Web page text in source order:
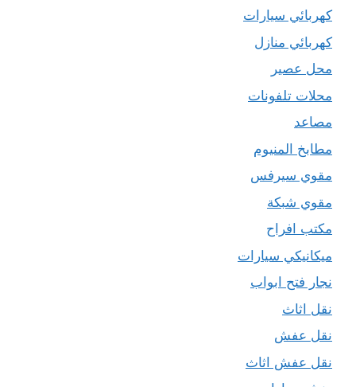
كهربائي سيارات
كهربائي منازل
محل عصير
محلات تلفونات
مصاعد
مطابخ المنيوم
مقوي سيرفس
مقوي شبكة
مكتب افراح
ميكانيكي سيارات
نجار فتح ابواب
نقل اثاث
نقل عفش
نقل عفش اثاث